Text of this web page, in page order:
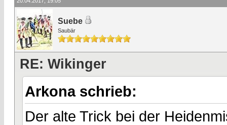
Suebe
Saubär
RE: Wikinger
Arkona schrieb:
Der alte Trick bei der